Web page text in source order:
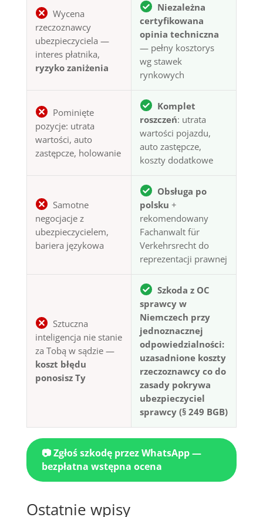
Wycena
rzeczoznawcy
ubezpieczyciela —
interes płatnika,
ryzyko zaniżenia
Niezależna
certyfikowana
opinia techniczna
— pełny kosztorys
wg stawek
rynkowych
Pominięte
pozycje: utrata
wartości, auto
zastępcze, holowanie
Komplet
roszczeń: utrata
wartości pojazdu,
auto zastępcze,
koszty dodatkowe
Samotne
negocjacje z
ubezpieczycielem,
bariera językowa
Obsługa po
polsku +
rekomendowany
Fachanwalt für
Verkehrsrecht do
reprezentacji prawnej
Sztuczna
inteligencja nie stanie
za Tobą w sądzie —
koszt błędu
ponosisz Ty
Szkoda z OC
sprawcy w
Niemczech przy
jednoznacznej
odpowiedzialności:
uzasadnione koszty
rzeczoznawcy co do
zasady pokrywa
ubezpieczyciel
sprawcy (§ 249 BGB)
📷 Zgłoś szkodę przez WhatsApp —
bezpłatna wstępna ocena
Ostatnie wpisy